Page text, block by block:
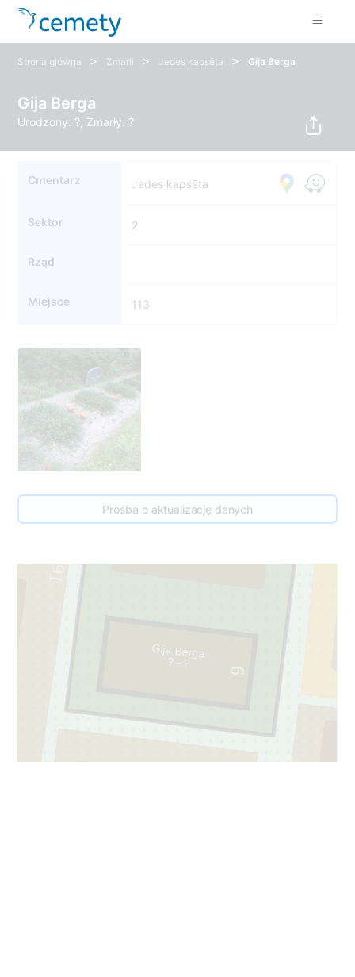
Strona główna > Zmarli > Jedes kapsēta > Gija Berga
Gija Berga
Urodzony: ?, Zmarły: ?
Cmentarz Jedes kapsēta
Sektor 2
Rząd
Miejsce 113
Prośba o aktualizację danych
91
6
Gija Berga
? - ?